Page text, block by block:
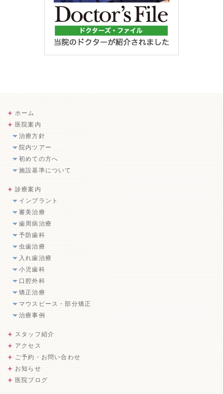
ホーム
医院案内
治療方針
院内ツアー
初めての方へ
施設基準について
診療案内
インプラント
審美治療
歯周病治療
予防歯科
虫歯治療
入れ歯治療
小児歯科
口腔外科
矯正治療
マウスピース・部分矯正
治療事例
スタッフ紹介
アクセス
ご予約・お問い合わせ
お知らせ
医院ブログ